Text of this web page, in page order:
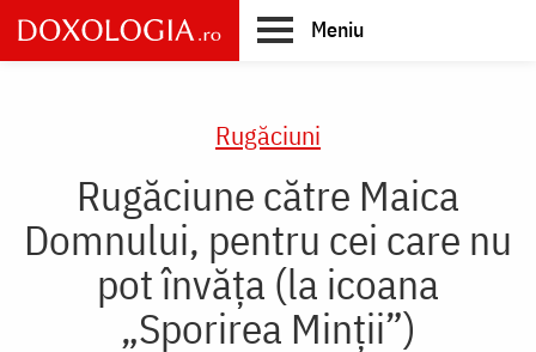
Skip
to
main
Meniu
Rugăciuni
Rugăciune către Maica
Domnului, pentru cei care nu
pot învăța (la icoana
„Sporirea Minţii”)